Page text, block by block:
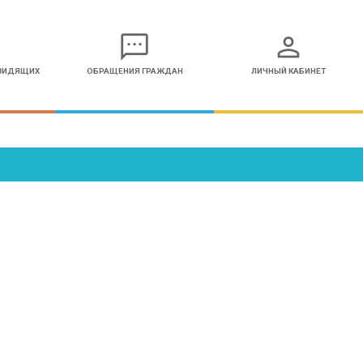
sms
ОБРАЩЕНИЯ ГРАЖДАН
person
ЛИЧНЫЙ КАБИНЕТ